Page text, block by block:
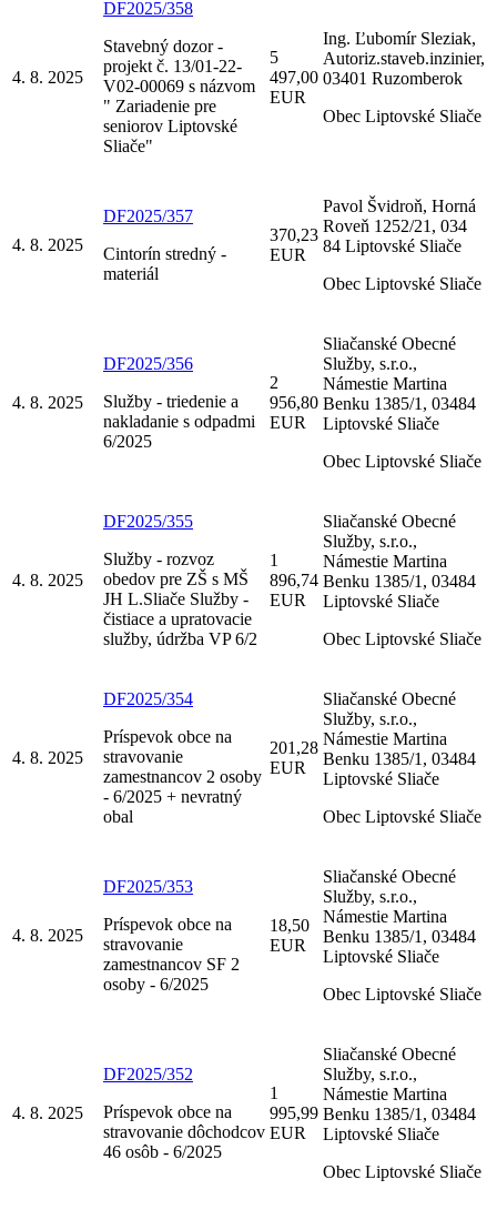
4. 8. 2025
DF2025/358
Stavebný dozor -
projekt č. 13/01-22-
V02-00069 s názvom
" Zariadenie pre
seniorov Liptovské
Sliače"
5
497,00
EUR
Ing. Ľubomír Sleziak,
Autoriz.staveb.inzinier,
03401 Ruzomberok
Obec Liptovské Sliače
4. 8. 2025
DF2025/357
Cintorín stredný -
materiál
370,23
EUR
Pavol Švidroň, Horná
Roveň 1252/21, 034
84 Liptovské Sliače
Obec Liptovské Sliače
4. 8. 2025
DF2025/356
Služby - triedenie a
nakladanie s odpadmi
6/2025
2
956,80
EUR
Sliačanské Obecné
Služby, s.r.o.,
Námestie Martina
Benku 1385/1, 03484
Liptovské Sliače
Obec Liptovské Sliače
4. 8. 2025
DF2025/355
Služby - rozvoz
obedov pre ZŠ s MŠ
JH L.Sliače Služby -
čistiace a upratovacie
služby, údržba VP 6/2
1
896,74
EUR
Sliačanské Obecné
Služby, s.r.o.,
Námestie Martina
Benku 1385/1, 03484
Liptovské Sliače
Obec Liptovské Sliače
4. 8. 2025
DF2025/354
Príspevok obce na
stravovanie
zamestnancov 2 osoby
- 6/2025 + nevratný
obal
201,28
EUR
Sliačanské Obecné
Služby, s.r.o.,
Námestie Martina
Benku 1385/1, 03484
Liptovské Sliače
Obec Liptovské Sliače
4. 8. 2025
DF2025/353
Príspevok obce na
stravovanie
zamestnancov SF 2
osoby - 6/2025
18,50
EUR
Sliačanské Obecné
Služby, s.r.o.,
Námestie Martina
Benku 1385/1, 03484
Liptovské Sliače
Obec Liptovské Sliače
4. 8. 2025
DF2025/352
Príspevok obce na
stravovanie dôchodcov
46 osôb - 6/2025
1
995,99
EUR
Sliačanské Obecné
Služby, s.r.o.,
Námestie Martina
Benku 1385/1, 03484
Liptovské Sliače
Obec Liptovské Sliače